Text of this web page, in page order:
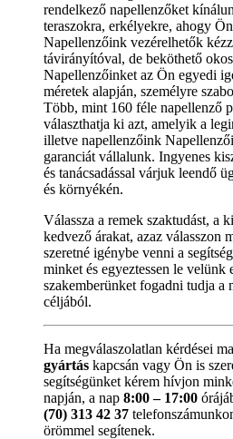
rendelkező napellenzőket
teraszokra, erkélyekre, ahogy
Napellenzőink vezérelhetők
távirányítóval, de beköthető
Napellenzőinket az Ön egyedi
méretek alapján, személyre
Több, mint 160 féle napellenző
választhatja ki azt, amelyik a
illetve napellenzőink
garanciát vállalunk. Ingyenes
és tanácsadással várjuk leendő
és környékén.
Válassza a remek szaktudást, a
kedvező árakat, azaz válasszon
szeretné igénybe venni a
minket és egyeztessen le
szakemberünket fogadni tudja a
céljából.
Ha megválaszolatlan kérdései
gyártás kapcsán vagy Ön is
segítségünket kérem hívjon
napján, a nap 8:00 – 17:00
(70) 313 42 37
örömmel segítenek.